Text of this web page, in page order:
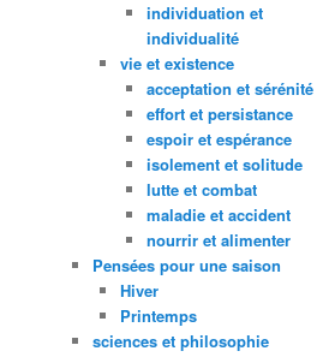
individuation et
individualité
vie et existence
acceptation et sérénité
effort et persistance
espoir et espérance
isolement et solitude
lutte et combat
maladie et accident
nourrir et alimenter
Pensées pour une saison
Hiver
Printemps
sciences et philosophie